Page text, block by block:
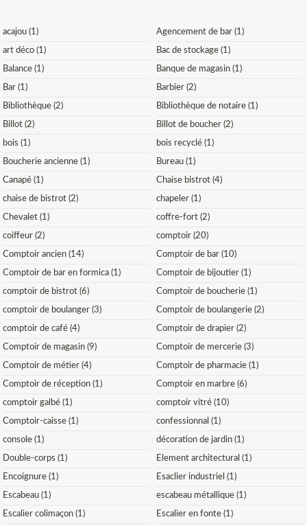
acajou (1) Agencement de bar (1)
art déco (1) Bac de stockage (1)
Balance (1) Banque de magasin (1)
Bar (1) Barbier (2)
Bibliothèque (2) Bibliothèque de notaire (1)
Billot (2) Billot de boucher (2)
bois (1) bois recyclé (1)
Boucherie ancienne (1) Bureau (1)
Canapé (1) Chaise bistrot (4)
chaise de bistrot (2) chapeler (1)
Chevalet (1) coffre-fort (2)
coiffeur (2) comptoir (20)
Comptoir ancien (14) Comptoir de bar (10)
Comptoir de bar en formica (1) Comptoir de bijoutier (1)
comptoir de bistrot (6) Comptoir de boucherie (1)
comptoir de boulanger (3) Comptoir de boulangerie (2)
comptoir de café (4) Comptoir de drapier (2)
Comptoir de magasin (9) Comptoir de mercerie (3)
Comptoir de métier (4) Comptoir de pharmacie (1)
Comptoir de réception (1) Comptoir en marbre (6)
comptoir galbé (1) comptoir vitré (10)
Comptoir-caisse (1) confessionnal (1)
console (1) décoration de jardin (1)
Double-corps (1) Element architectural (1)
Encoignure (1) Esaclier industriel (1)
Escabeau (1) escabeau métallique (1)
Escalier colimaçon (1) Escalier en fonte (1)